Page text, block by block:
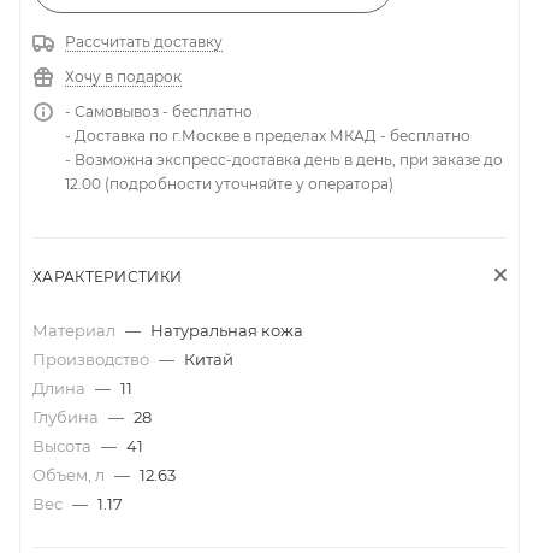
Рассчитать доставку
Хочу в подарок
- Самовывоз - бесплатно
- Доставка по г.Москве в пределах МКАД - бесплатно
- Возможна экспресс-доставка день в день, при заказе до
12.00 (подробности уточняйте у оператора)
ХАРАКТЕРИСТИКИ
Материал — Натуральная кожа
Производство — Китай
Длина — 11
Глубина — 28
Высота — 41
Объем, л — 12.63
Вес — 1.17